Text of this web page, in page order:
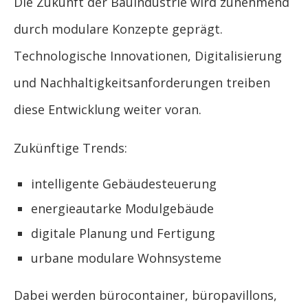
durch modulare Konzepte geprägt.
Technologische Innovationen, Digitalisierung
und Nachhaltigkeitsanforderungen treiben
diese Entwicklung weiter voran.
Zukünftige Trends:
intelligente Gebäudesteuerung
energieautarke Modulgebäude
digitale Planung und Fertigung
urbane modulare Wohnsysteme
Dabei werden bürocontainer, büropavillons,